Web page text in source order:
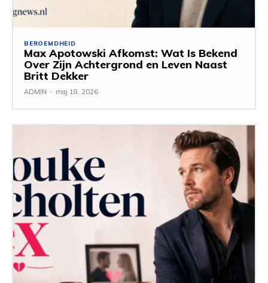
BEROEMDHEID
Max Apotowski Afkomst: Wat Is Bekend
Over Zijn Achtergrond en Leven Naast
Britt Dekker
ADMIN - maj 18, 2026